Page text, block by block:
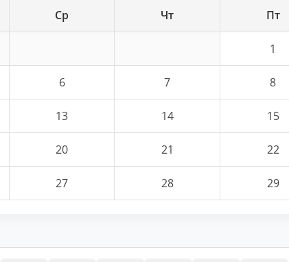
Ср Чт Пт
1
6 7 8
13 14 15
20 21 22
27 28 29